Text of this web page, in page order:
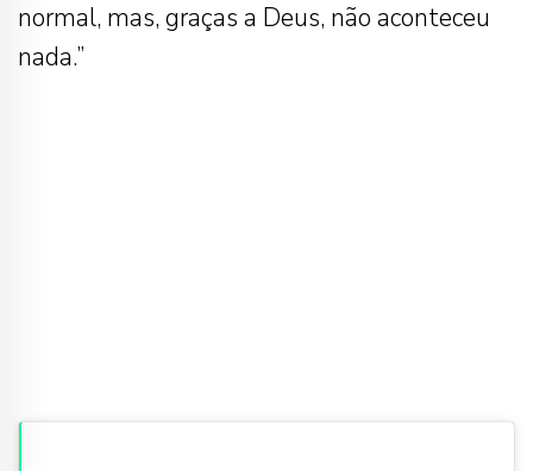
normal, mas, graças a Deus, não aconteceu
nada.”